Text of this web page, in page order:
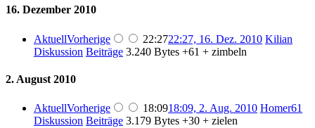
16. Dezember 2010
AktuellVorherige 22:2722:27, 16. Dez. 2010 Kilian
Diskussion Beiträge 3.240 Bytes +61 + zimbeln
2. August 2010
AktuellVorherige 18:0918:09, 2. Aug. 2010 Homer61
Diskussion Beiträge 3.179 Bytes +30 + zielen